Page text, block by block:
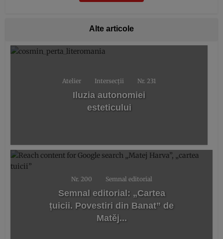
Alte articole
Atelier Intersecții Nr. 231
Iluzia autonomiei
esteticului
Nr. 200 Semnal editorial
Semnal editorial: „Cartea
țuicii. Povestiri din Banat” de
Matěj...